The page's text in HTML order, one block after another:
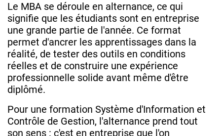
Le MBA se déroule en alternance, ce qui
signifie que les étudiants sont en entreprise
une grande partie de l'année. Ce format
permet d'ancrer les apprentissages dans la
réalité, de tester des outils en conditions
réelles et de construire une expérience
professionnelle solide avant même d'être
diplômé.
Pour une formation Système d'Information et
Contrôle de Gestion, l'alternance prend tout
son sens : c'est en entreprise que l'on